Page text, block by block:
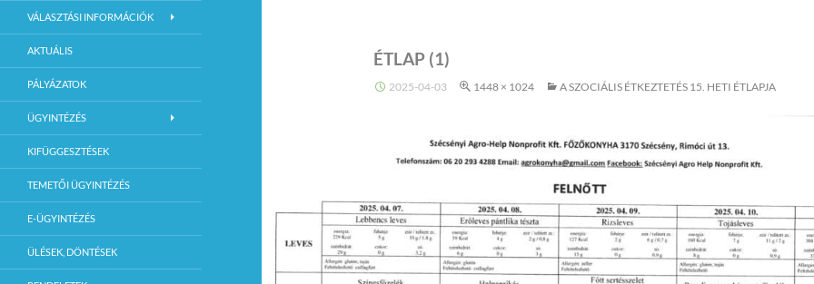
ÉTLAP (1)
2025-04-03 1448 × 1024 A SZOCIÁLIS ÉTKEZTETÉS 15. HETI ÉTLAPJA
Szécsény Város Hivatalos Weboldala
VÁLASZTÁSI INFORMÁCIÓK
AKTUÁLIS
PÁLYÁZATOK
ÜGYINTÉZÉS
KIFÜGGESZTÉSEK
TEMETŐI ÜGYINTÉZÉS
E-ÜGYINTÉZÉS
ÜLÉSEK, DÖNTÉSEK